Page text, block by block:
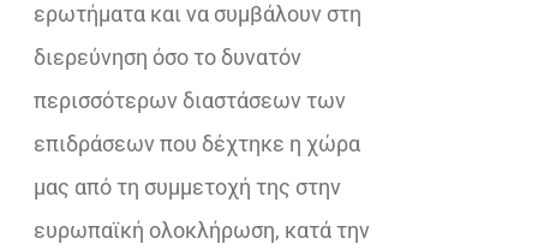
ερωτήματα και να συμβάλουν στη
διερεύνηση όσο το δυνατόν
περισσότερων διαστάσεων των
επιδράσεων που δέχτηκε η χώρα
μας από τη συμμετοχή της στην
ευρωπαϊκή ολοκλήρωση, κατά την